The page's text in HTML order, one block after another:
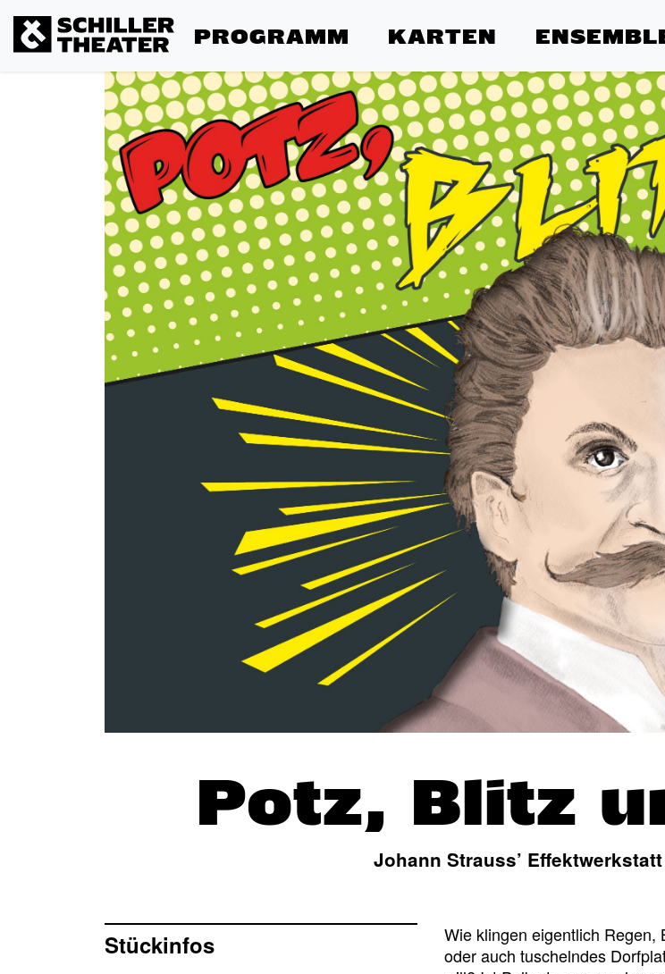
PROGRAMM KARTEN
Potz, Blitz
Johann Strauss’
Wie klingen eigentlich Regen,
oder auch tuschelndes
Stückinfos